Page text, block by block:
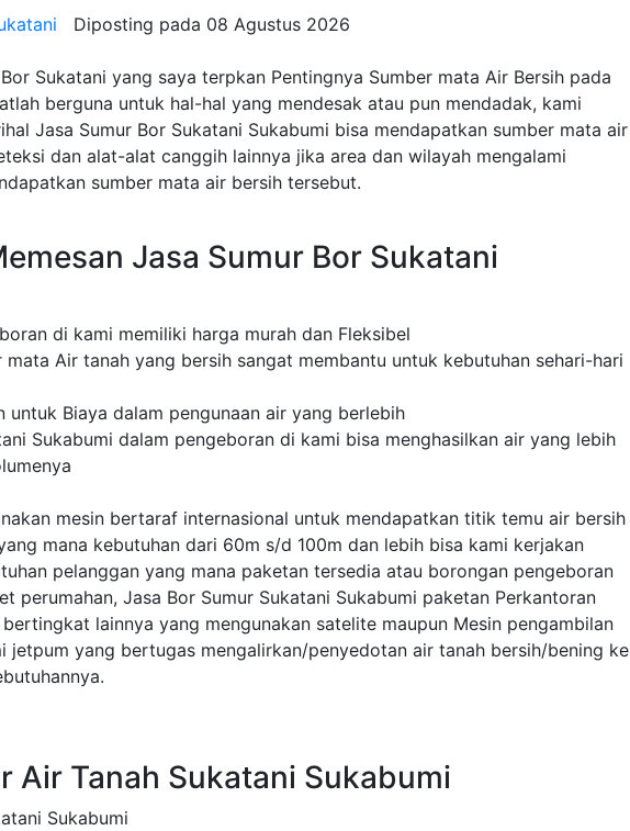
Diposting pada 08 Agustus 2026
Sukatani yang saya terpkan Pentingnya Sumber mata Air Bersih pada
berguna untuk hal-hal yang mendesak atau pun mendadak, kami
Jasa Sumur Bor Sukatani Sukabumi bisa mendapatkan sumber mata air
dan alat-alat canggih lainnya jika area dan wilayah mengalami
sumber mata air bersih tersebut.
Jasa Sumur Bor Sukatani
di kami memiliki harga murah dan Fleksibel
mata Air tanah yang bersih sangat membantu untuk kebutuhan sehari-hari
untuk Biaya dalam pengunaan air yang berlebih
Sukabumi dalam pengeboran di kami bisa menghasilkan air yang lebih
mesin bertaraf internasional untuk mendapatkan titik temu air bersih
mana kebutuhan dari 60m s/d 100m dan lebih bisa kami kerjakan
pelanggan yang mana paketan tersedia atau borongan pengeboran
perumahan, Jasa Bor Sumur Sukatani Sukabumi paketan Perkantoran
lainnya yang mengunakan satelite maupun Mesin pengambilan
jetpum yang bertugas mengalirkan/penyedotan air tanah bersih/bening ke
Air Tanah Sukatani Sukabumi
Sukabumi